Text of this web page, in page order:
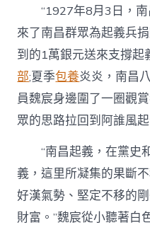
“1927年8月3日，南
來了南昌群眾為起義兵
到的1萬銀元送來支撐起
部;夏季包養炎炎，南昌
員魏宸身邊圍了一圈觀
眾的思路拉回到阿誰風
“南昌起義，在黨史
義，這里所凝集的果斷
好漢氣勢、堅定不移的
財富。”魏宸從小聽著白